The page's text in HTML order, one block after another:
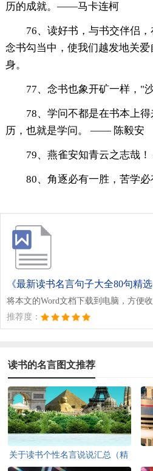
历的成就。——马卡连柯
76、读好书，与书交伴侣
念书勾当中，使我们越发地关
身。
77、念书也象开矿一样，"
78、学问不都是在书本上
历，也就是学问。 —— 陈毅安
79、燕雀安知青云之志哉
80、角逐必有一胜，苦学必
《最新读书名言句子大全80句精选
将本文的Word文档下载到电脑，方便
推荐度：
读书的名言图文推荐
关于读书个性名言说说汇总（精